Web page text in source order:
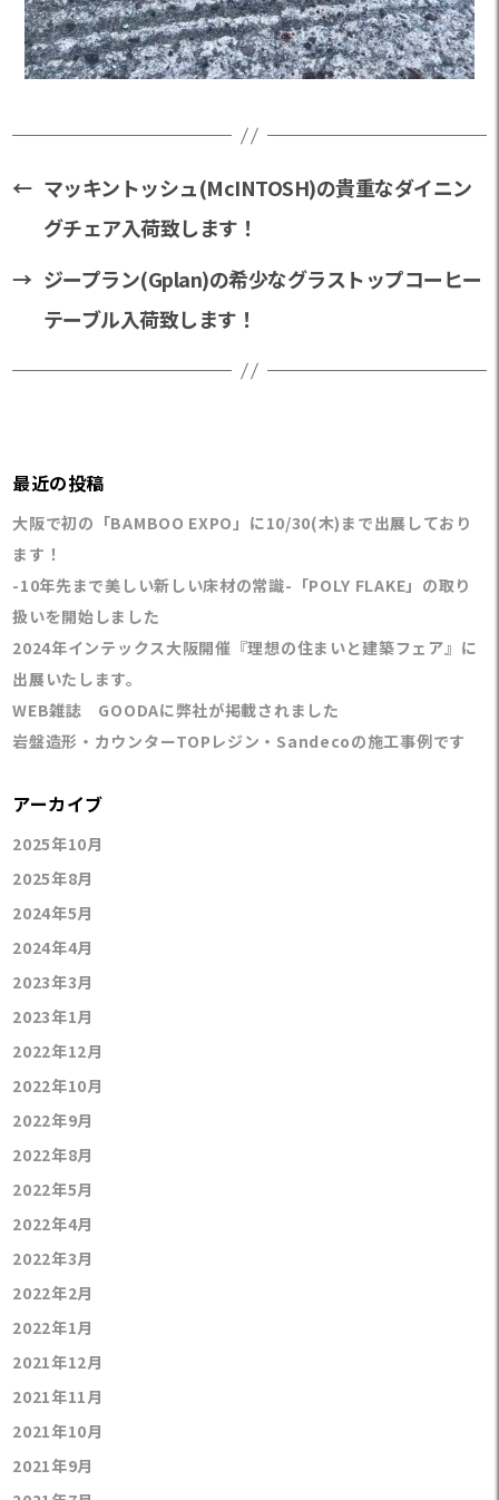
← マッキントッシュ(McINTOSH)の貴重なダイニン
グチェア入荷致します！
→ ジープラン(Gplan)の希少なグラストップコーヒー
テーブル入荷致します！
最近の投稿
大阪で初の「BAMBOO EXPO」に10/30(木)まで出展しており
ます！
-10年先まで美しい新しい床材の常識-「POLY FLAKE」の取り
扱いを開始しました
2024年インテックス大阪開催『理想の住まいと建築フェア』に
出展いたします。
WEB雑誌 GOODAに弊社が掲載されました
岩盤造形・カウンターTOPレジン・Sandecoの施工事例です
アーカイブ
2025年10月
2025年8月
2024年5月
2024年4月
2023年3月
2023年1月
2022年12月
2022年10月
2022年9月
2022年8月
2022年5月
2022年4月
2022年3月
2022年2月
2022年1月
2021年12月
2021年11月
2021年10月
2021年9月